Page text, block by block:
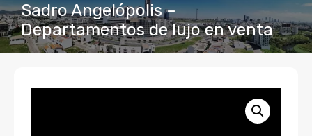
Sadro Angelópolis –
Departamentos de lujo en venta